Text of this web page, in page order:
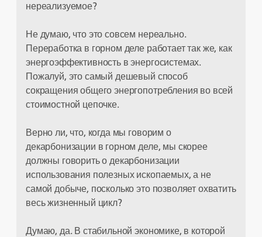
нереализуемое?
Не думаю, что это совсем нереально.
Переработка в горном деле работает так же, как
энергоэффективность в энергосистемах.
Пожалуй, это самый дешевый способ
сокращения общего энергопотребления во всей
стоимостной цепочке.
Верно ли, что, когда мы говорим о
декарбонизации в горном деле, мы скорее
должны говорить о декарбонизации
использования полезных ископаемых, а не
самой добыче, посколько это позволяет охватить
весь жизненный цикл?
Думаю, да. В стабильной экономике, в которой